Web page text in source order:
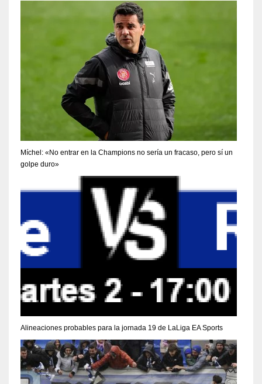
Míchel: «No entrar en la Champions no sería un fracaso, pero sí un
golpe duro»
Alineaciones probables para la jornada 19 de LaLiga EA Sports